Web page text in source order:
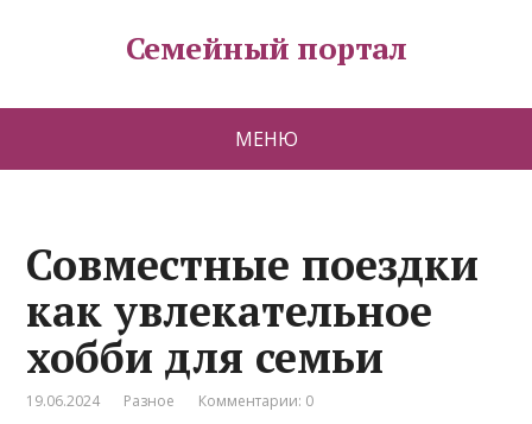
Семейный портал
МЕНЮ
Совместные поездки
как увлекательное
хобби для семьи
19.06.2024 Разное Комментарии: 0